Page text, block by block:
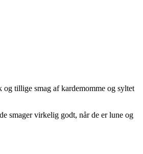
tillige smag af kardemomme og syltet
smager virkelig godt, når de er lune og